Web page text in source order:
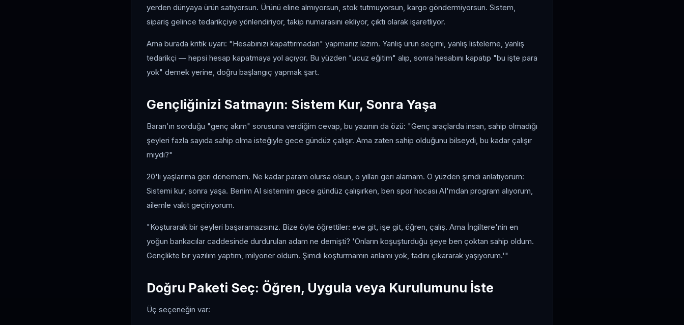
yerden dünyaya ürün satıyorsun. Ürünü eline almıyorsun, stok tutmuyorsun, kargo göndermiyorsun. Sistem,
sipariş gelince tedarikçiye yönlendiriyor, takip numarasını ekliyor, çıktı olarak işaretliyor.
Ama burada kritik uyarı: "Hesabınızı kapattırmadan" yapmanız lazım. Yanlış ürün seçimi, yanlış listeleme, yanlış
tedarikçi — hepsi hesap kapatmaya yol açıyor. Bu yüzden "ucuz eğitim" alıp, sonra hesabını kapatıp "bu işte para
yok" demek yerine, doğru başlangıç yapmak şart.
Gençliğinizi Satmayın: Sistem Kur, Sonra Yaşa
Baran'ın sorduğu "genç akım" sorusuna verdiğim cevap, bu yazının da özü: "Genç araçlarda insan, sahip olmadığı
şeyleri fazla sayıda sahip olma isteğiyle gece gündüz çalışır. Ama zaten sahip olduğunu bilseydi, bu kadar çalışır
mıydı?"
20'li yaşlarıma geri dönemem. Ne kadar param olursa olsun, o yılları geri alamam. O yüzden şimdi anlatıyorum:
Sistemi kur, sonra yaşa. Benim AI sistemim gece gündüz çalışırken, ben spor hocası AI'mdan program alıyorum,
ailemle vakit geçiriyorum.
"Koşturarak bir şeyleri başaramazsınız. Bize öyle öğrettiler: eve git, işe git, öğren, çalış. Ama İngiltere'nin en
yoğun bankacılar caddesinde durdurulan adam ne demişti? 'Onların koşuşturduğu şeye ben çoktan sahip oldum.
Gençlikte bir yazılım yaptım, milyoner oldum. Şimdi koşturmamın anlamı yok, tadını çıkararak yaşıyorum.'"
Doğru Paketi Seç: Öğren, Uygula veya Kurulumunu İste
Üç seçeneğin var: